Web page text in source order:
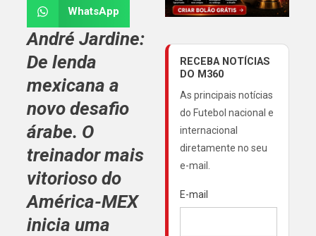
WhatsApp
André Jardine:
De lenda
mexicana a
novo desafio
árabe. O
treinador mais
vitorioso do
América-MEX
inicia uma
RECEBA NOTÍCIAS
DO M360
As principais notícias
do Futebol nacional e
internacional
diretamente no seu
e-mail.
E-mail